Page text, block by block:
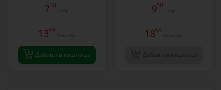
710
€ / бр.
1389
Лева / бр.
Добави в кошница
950
€ / бр.
1858
Лева / бр.